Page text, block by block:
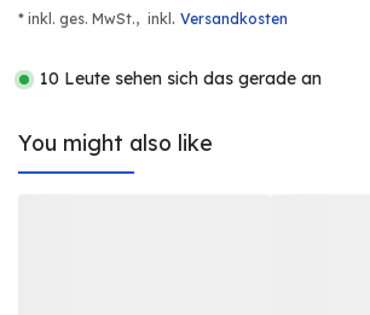
* inkl. ges. MwSt., inkl . Versandkosten
10 Leute sehen sich das gerade an
You might also like